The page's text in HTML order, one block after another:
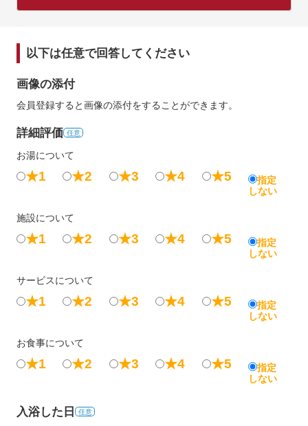
以下は任意で回答してください
画像の添付
会員登録すると画像の添付をすることができます。
詳細評価 任意
お湯について
★1 ★2 ★3 ★4 ★5
指定
しない
施設について
★1 ★2 ★3 ★4 ★5
指定
しない
サービスについて
★1 ★2 ★3 ★4 ★5
指定
しない
お食事について
★1 ★2 ★3 ★4 ★5
指定
しない
入浴した日 任意